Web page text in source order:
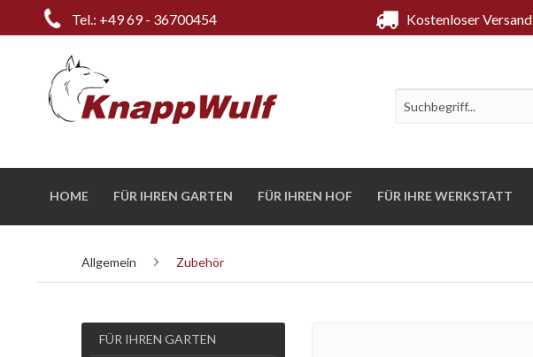
Tel.: +49 69 - 36700454 Kostenloser Versand
HOME FÜR IHREN GARTEN FÜR IHREN HOF FÜR IHRE WERKSTATT
Allgemein Zubehör
FÜR IHREN GARTEN